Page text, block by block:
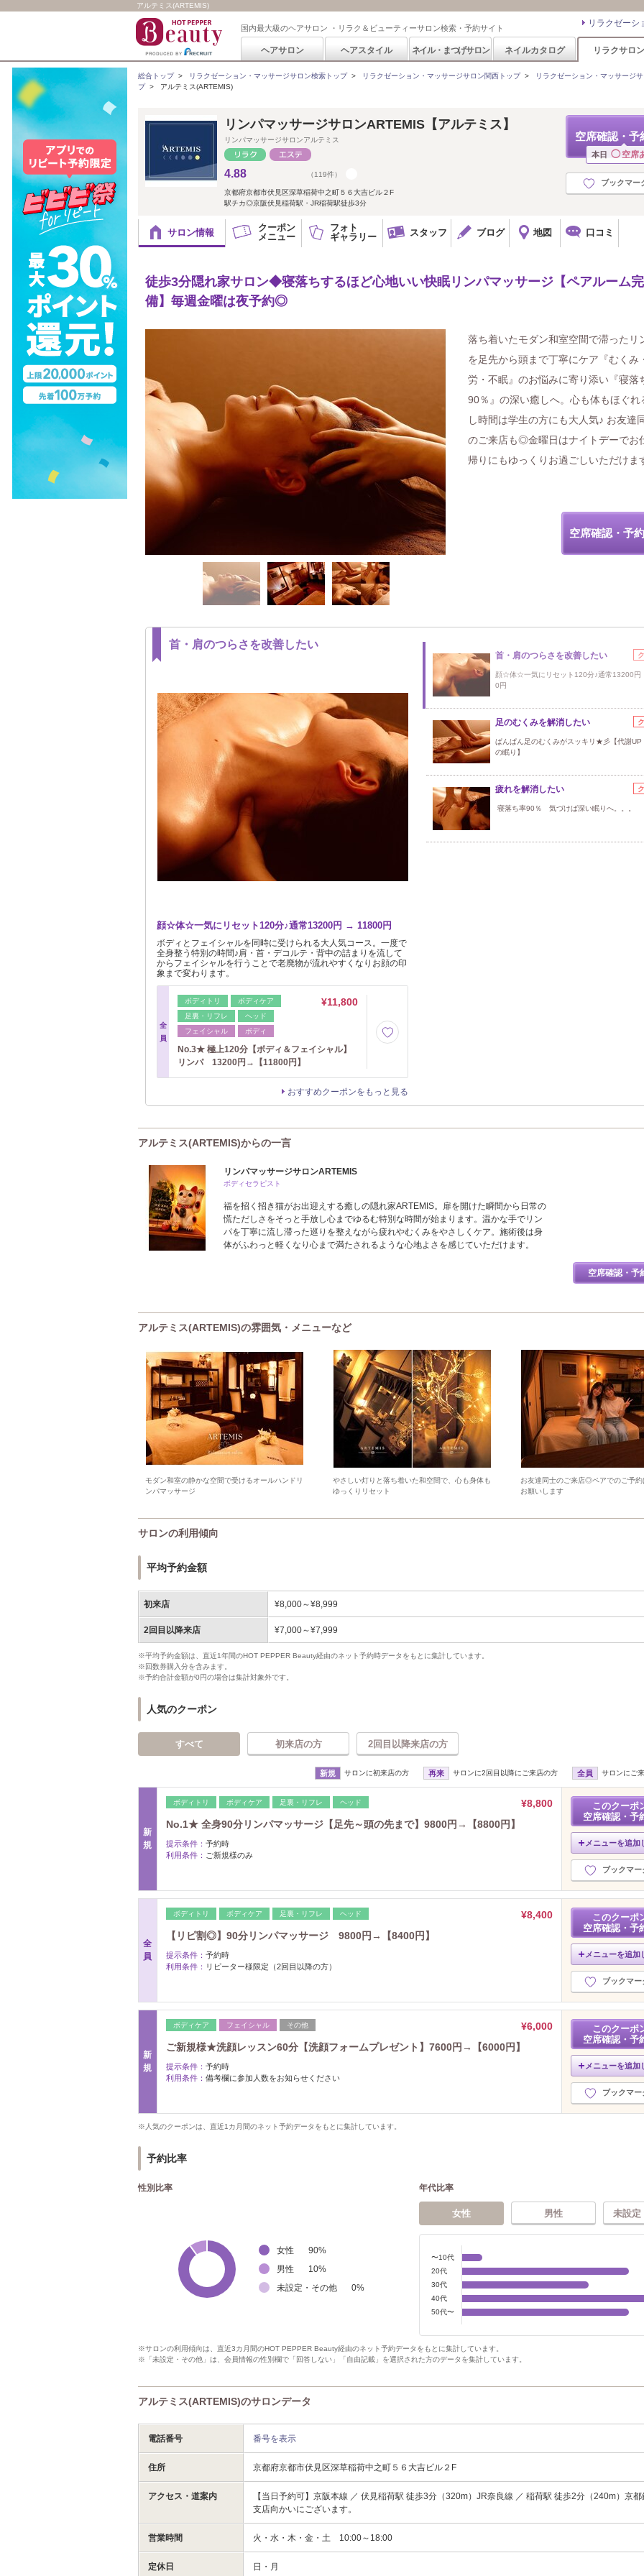
アルテミス(ARTEMIS)
国内最大級のヘアサロン ・リラク＆ビューティーサロン検索・予約サイト リラクゼーシ
ヘアサロン ヘアスタイル ネイル・まつげサロン ネイルカタログ リラクサロン
総合トップ> リラクゼーション・マッサージサロン検索トップ> リラクゼーション・マッサージサロン関西トップ>
リラクゼーション・マッサージ
プ> アルテミス(ARTEMIS)
空席確認・予
本日 ◯ 空席
ブックマー
リンパマッサージサロンARTEMIS【アルテミス】
リンパマッサージサロンアルテミス
4.88 （119件）
京都府京都市伏見区深草稲荷中之町５６大吉ビル２F
駅チカ◎京阪伏見稲荷駅・JR稲荷駅徒歩3分
サロン情報
クーポン
メニュー
フォト
ギャラリー
スタッフ ブログ 地図 口コミ
徒歩3分隠れ家サロン◆寝落ちするほど心地いい快眠リンパマッサージ【ペアルーム完
備】毎週金曜は夜予約◎
落ち着いたモダン和室空間で滞ったリ
を足先から頭まで丁寧にケア『むくみ
労・不眠』のお悩みに寄り添い『寝落
90％』の深い癒しへ。心も体もほぐれ
し時間は学生の方にも大人気♪ お友達
のご来店も◎金曜日はナイトデーでお
帰りにもゆっくりお過ごしいただけま
空席確認・予
首・肩のつらさを改善したい
顔☆体☆一気にリセット120分♪通常13200円 → 11800円
ボディとフェイシャルを同時に受けられる大人気コース。一度で
全身整う特別の時間♪肩・首・デコルテ・背中の詰まりを流して
からフェイシャルを行うことで老廃物が流れやすくなりお顔の印
象まで変わります。
全
員
ボディトリ
ボディケア
足裏・リフレ
ヘッド
フェイシャル
ボディ
¥11,800
No.3★ 極上120分【ボディ＆フェイシャル】
リンパ 13200円→【11800円】
おすすめクーポンをもっと見る
首・肩のつらさを改善したい
顔☆体☆一気にリセット120分♪通常13200
0円
足のむくみを解消したい
ぱんぱん足のむくみがスッキリ★彡【代謝UP
の眠り】
疲れを解消したい
寝落ち率90％ 気づけば深い眠りへ。。。
アルテミス(ARTEMIS)からの一言
リンパマッサージサロンARTEMIS
ボディセラピスト
福を招く招き猫がお出迎えする癒しの隠れ家ARTEMIS。扉を開けた瞬間から日常の
慌ただしさをそっと手放し心までゆるむ特別な時間が始まります。温かな手でリン
パを丁寧に流し滞った巡りを整えながら疲れやむくみをやさしくケア。施術後は身
体がふわっと軽くなり心まで満たされるような心地よさを感じていただけます。
空席確認・予
アルテミス(ARTEMIS)の雰囲気・メニューなど
モダン和室の静かな空間で受けるオールハンドリ
ンパマッサージ
やさしい灯りと落ち着いた和空間で、心も身体も
ゆっくりリセット
お友達同士のご来店◎ペアでのご予約
お願いします
サロンの利用傾向
平均予約金額
初来店 ¥8,000～¥8,999
2回目以降来店 ¥7,000～¥7,999
※平均予約金額は、直近1年間のHOT PEPPER Beauty経由のネット予約時データをもとに集計しています。
※回数券購入分を含みます。
※予約合計金額が0円の場合は集計対象外です。
人気のクーポン
すべて 初来店の方 2回目以降来店の方
新規 サロンに初来店の方 再来 サロンに2回目以降にご来店の方 全員 サロンにご
新
規
ボディトリ ボディケア 足裏・リフレ ヘッド
¥8,800
No.1★ 全身90分リンパマッサージ【足先～頭の先まで】9800円→【8800円】
提示条件： 予約時
利用条件： ご新規様のみ
このクーポ
空席確認・予
メニューを追加
ブックマー
全
員
ボディトリ ボディケア 足裏・リフレ ヘッド
¥8,400
【リピ割◎】90分リンパマッサージ 9800円→【8400円】
提示条件： 予約時
利用条件： リピーター様限定（2回目以降の方）
このクーポ
空席確認・予
メニューを追加
ブックマー
新
規
ボディケア フェイシャル その他
¥6,000
ご新規様★洗顔レッスン60分【洗顔フォームプレゼント】7600円→【6000円】
提示条件： 予約時
利用条件： 備考欄に参加人数をお知らせください
このクーポ
空席確認・予
メニューを追加
ブックマー
※人気のクーポンは、直近1カ月間のネット予約データをもとに集計しています。
予約比率
性別比率
女性 90%
男性
10%
未設定・その他
0%
年代比率
女性 男性 未設定
〜10代
20代
30代
40代
50代〜
※サロンの利用傾向は、直近3カ月間のHOT PEPPER Beauty経由のネット予約データをもとに集計しています。
※「未設定・その他」は、会員情報の性別欄で「回答しない」「自由記載」を選択された方のデータを集計しています。
アルテミス(ARTEMIS)のサロンデータ
電話番号 番号を表示
住所 京都府京都市伏見区深草稲荷中之町５６大吉ビル２F
アクセス・道案内
【当日予約可】京阪本線 ／ 伏見稲荷駅 徒歩3分（320m）JR奈良線 ／ 稲荷駅 徒歩2分（240m）京
支店向かいにございます。
営業時間 火・水・木・金・土 10:00～18:00
定休日 日・月